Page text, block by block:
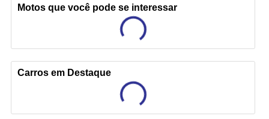
Motos que você pode se interessar
Carros em Destaque